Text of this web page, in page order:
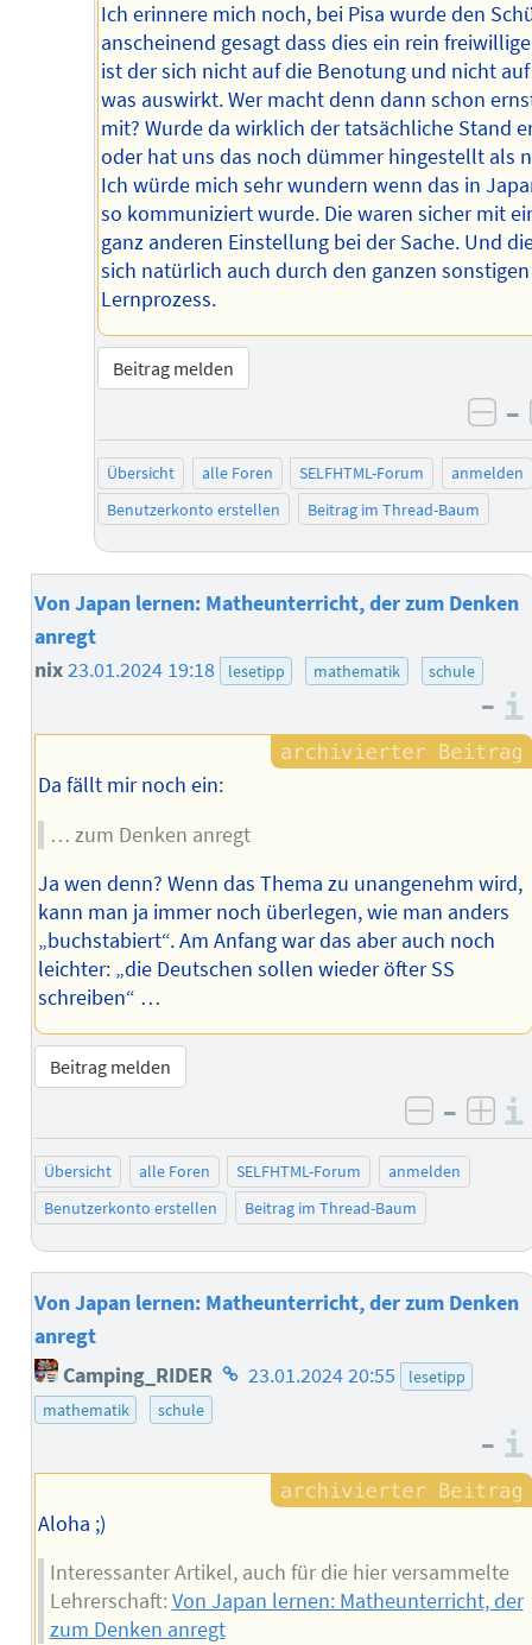
Ich erinnere mich noch, bei Pisa wurde den
anscheinend gesagt dass dies ein rein
ist der sich nicht auf die Benotung und nicht
was auswirkt. Wer macht denn dann schon
mit? Wurde da wirklich der tatsächliche Stand
oder hat uns das noch dümmer hingestellt als
Ich würde mich sehr wundern wenn das in
so kommuniziert wurde. Die waren sicher mit
ganz anderen Einstellung bei der Sache. Und
sich natürlich auch durch den ganzen sonstigen
Lernprozess.
Beitrag melden
–
Übersicht alle Foren SELFHTML-Forum
anmelden
Benutzerkonto erstellen
Beitrag im Thread-Baum
Von Japan lernen: Matheunterricht, der zum Denken
anregt
nix23.01.2024 19:18 lesetipp mathematik schule
–
Da fällt mir noch ein:
… zum Denken anregt
Ja wen denn? Wenn das Thema zu unangenehm wird,
kann man ja immer noch überlegen, wie man anders
„buchstabiert“. Am Anfang war das aber auch noch
leichter: „die Deutschen sollen wieder öfter SS
schreiben“ …
Beitrag melden
negativ
–
Übersicht alle Foren SELFHTML-Forum
anmelden
Benutzerkonto erstellen
Beitrag im Thread-Baum
Von Japan lernen: Matheunterricht, der zum Denken
anregt
Camping_RIDER Homepage
23.01.2024 20:55
lesetipp
mathematik
schule
–
Aloha ;)
Interessanter Artikel, auch für die hier versammelte
Lehrerschaft: Von Japan lernen: Matheunterricht, der
zum Denken anregt